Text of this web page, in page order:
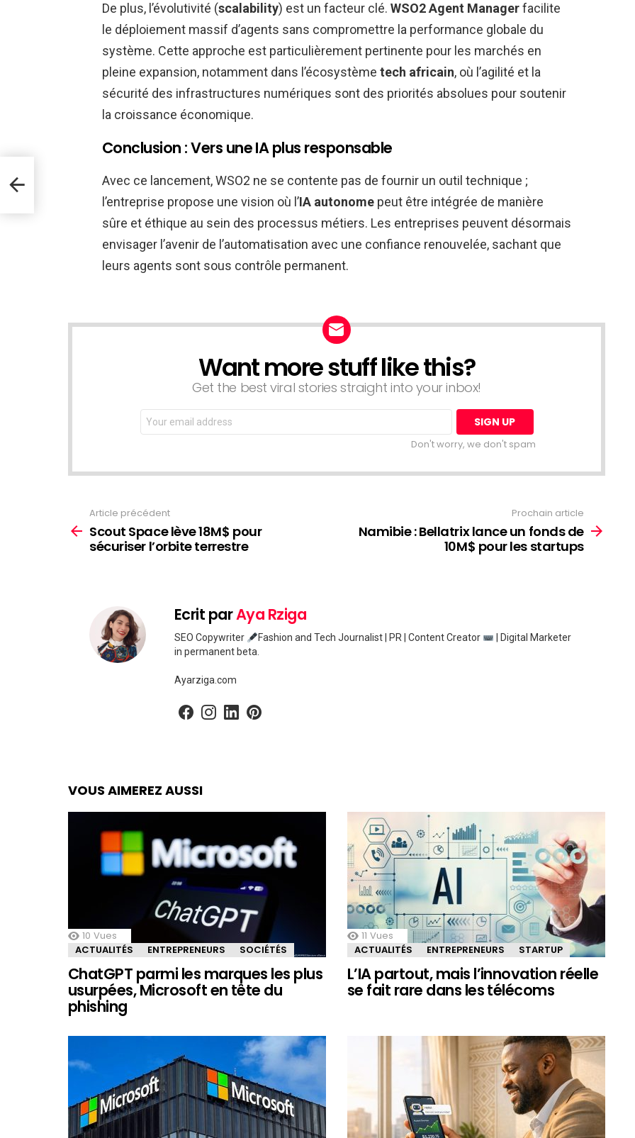
De plus, l’évolutivité (scalability) est un facteur clé. WSO2 Agent Managerfacilite
le déploiement massif d’agents sans compromettre la performance globale du
système. Cette approche est particulièrement pertinente pour les marchés en
pleine expansion, notamment dans l’écosystème tech africain, où l’agilité et la
sécurité des infrastructures numériques sont des priorités absolues pour soutenir
la croissance économique.
Conclusion : Vers une IA plus responsable
Avec ce lancement, WSO2 ne se contente pas de fournir un outil technique ;
l’entreprise propose une vision où l’IA autonome peut être intégrée de manière
sûre et éthique au sein des processus métiers. Les entreprises peuvent désormais
envisager l’avenir de l’automatisation avec une confiance renouvelée, sachant que
leurs agents sont sous contrôle permanent.
Want more stuff like this?
Get the best viral stories straight into your inbox!
Email
address:
Don't worry, we don't spam
plus
Article précédent
Scout Space lève 18M$ pour
sécuriser l’orbite terrestre
Prochain article
Namibie : Bellatrix lance un fonds de
10M$ pour les startups
Ecrit parAya Rziga
SEO Copywriter Fashion and Tech Journalist | PR | Content Creator
| Digital Marketer
in permanent beta.
Ayarziga.com
facebookinstagram
linkedin
VOUS AIMEREZ AUSSI
10 Vues
ACTUALITÉS
ENTREPRENEURS SOCIÉTÉS
ChatGPT parmi les marques les plus
usurpées, Microsoft en tête du
phishing
11 Vues
ACTUALITÉS
ENTREPRENEURS STARTUP
L’IA partout, mais l’innovation réelle
se fait rare dans les télécoms